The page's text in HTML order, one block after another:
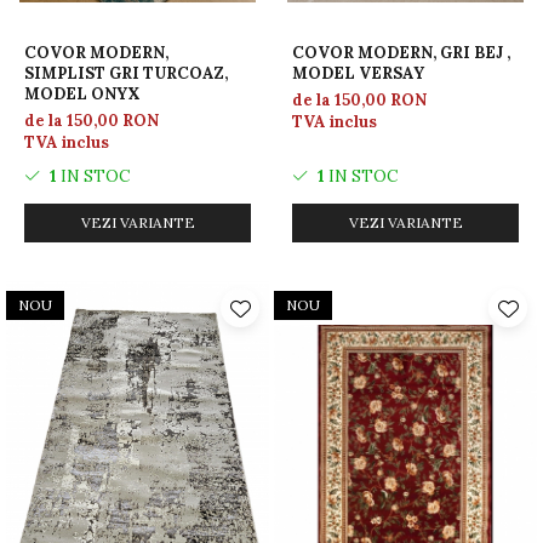
COVOR MODERN,
SIMPLIST GRI TURCOAZ,
MODEL ONYX
de la 150,00 RON
TVA inclus
1 IN STOC
VEZI VARIANTE
COVOR MODERN, GRI BEJ ,
MODEL VERSAY
de la 150,00 RON
TVA inclus
1 IN STOC
VEZI VARIANTE
NOU NOU